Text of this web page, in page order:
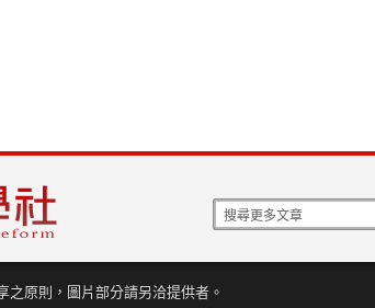
之原則，圖片部分請另洽提供者。